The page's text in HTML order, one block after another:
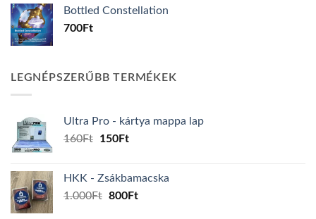
Bottled Constellation
700Ft
LEGNÉPSZERŰBB TERMÉKEK
Ultra Pro - kártya mappa lap
160Ft
Original
160Ft.
150FtCurrent
150Ft.
HKK - Zsákbamacska
1.000Ft Original
800FtCurrent